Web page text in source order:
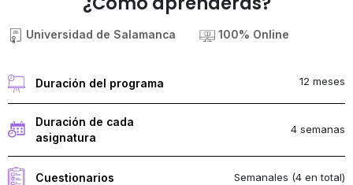
Universidad de Salamanca 100% Online
Duración del programa 12 meses
Duración de cada
asignatura
4 semanas
Cuestionarios Semanales (4 en total)